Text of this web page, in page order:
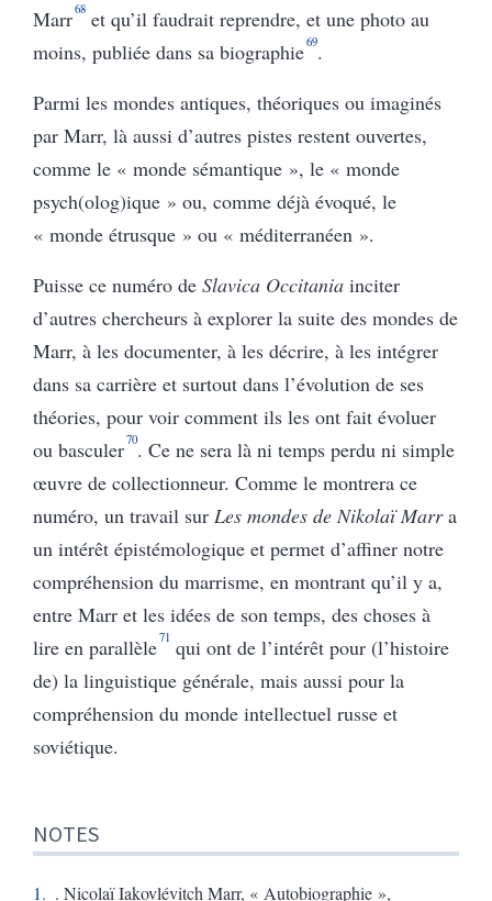
Marr68 et qu’il faudrait reprendre, et une photo au
moins, publiée dans sa biographie69.
Parmi les mondes antiques, théoriques ou imaginés
par Marr, là aussi d’autres pistes restent ouvertes,
comme le « monde sémantique », le « monde
psych(olog)ique » ou, comme déjà évoqué, le
« monde étrusque » ou « méditerranéen ».
Puisse ce numéro de Slavica Occitania inciter
d’autres chercheurs à explorer la suite des mondes de
Marr, à les documenter, à les décrire, à les intégrer
dans sa carrière et surtout dans l’évolution de ses
théories, pour voir comment ils les ont fait évoluer
ou basculer70. Ce ne sera là ni temps perdu ni simple
œuvre de collectionneur. Comme le montrera ce
numéro, un travail sur Les mondes de Nikolaï Marra
un intérêt épistémologique et permet d’affiner notre
compréhension du marrisme, en montrant qu’il y a,
entre Marr et les idées de son temps, des choses à
lire en parallèle71 qui ont de l’intérêt pour (l’histoire
de) la linguistique générale, mais aussi pour la
compréhension du monde intellectuel russe et
soviétique.
NOTES
1
. Nicolaï Iakovlévitch Marr, « Autobiographie »,